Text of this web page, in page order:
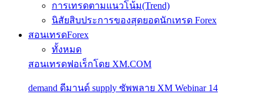
การเทรดตามแนวโน้ม(Trend)
นิสัยสิบประการของสุดยอดนักเทรด Forex
สอนเทรดForex
ทั้งหมด
สอนเทรดฟอเร็กโดย XM.COM
demand ดีมานด์ supply ซัพพลาย XM Webinar 14